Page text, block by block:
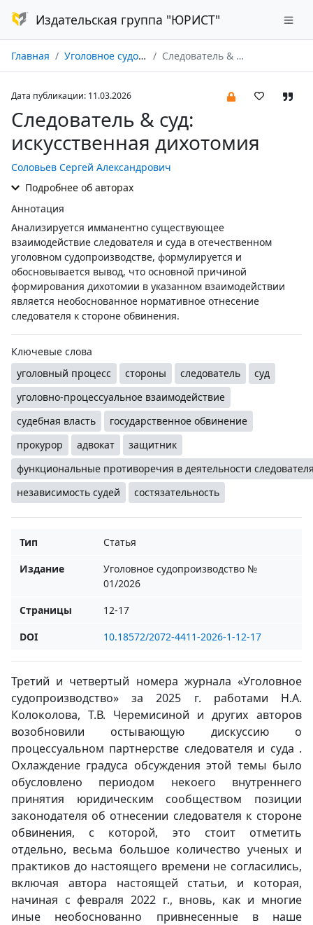
Издательская группа "ЮРИСТ"
Главная Уголовное судопроизводство № 01/2026 Следователь & суд: искусственная дихотомия
Дата публикации: 11.03.2026
Следователь & суд:
искусственная дихотомия
Соловьев Сергей Александрович
Подробнее об авторах
Аннотация
Анализируется имманентно существующее
взаимодействие следователя и суда в отечественном
уголовном судопроизводстве, формулируется и
обосновывается вывод, что основной причиной
формирования дихотомии в указанном взаимодействии
является необоснованное нормативное отнесение
следователя к стороне обвинения.
Ключевые слова
уголовный процесс
стороны следователь
суд
уголовно-процессуальное взаимодействие
судебная власть
государственное обвинение
прокурор
адвокат
защитник
функциональные противоречия в деятельности
независимость судей
состязательность
Тип
Статья
Издание
Уголовное судопроизводство №
01/2026
Страницы
12-17
DOI
10.18572/2072-4411-2026-1-12-17
Третий и четвертый номера журнала «Уголовное
судопроизводство» за 2025 г. работами Н.А.
Колоколова, Т.В. Черемисиной и других авторов
возобновили остывающую дискуссию о
процессуальном партнерстве следователя и суда .
Охлаждение градуса обсуждения этой темы было
обусловлено периодом некоего внутреннего
принятия юридическим сообществом позиции
законодателя об отнесении следователя к стороне
обвинения, с которой, это стоит отметить
отдельно, весьма большое количество ученых и
практиков до настоящего времени не согласились,
включая автора настоящей статьи, и которая,
начиная с февраля 2022 г., вновь, как и многие
иные необоснованно привнесенные в наше